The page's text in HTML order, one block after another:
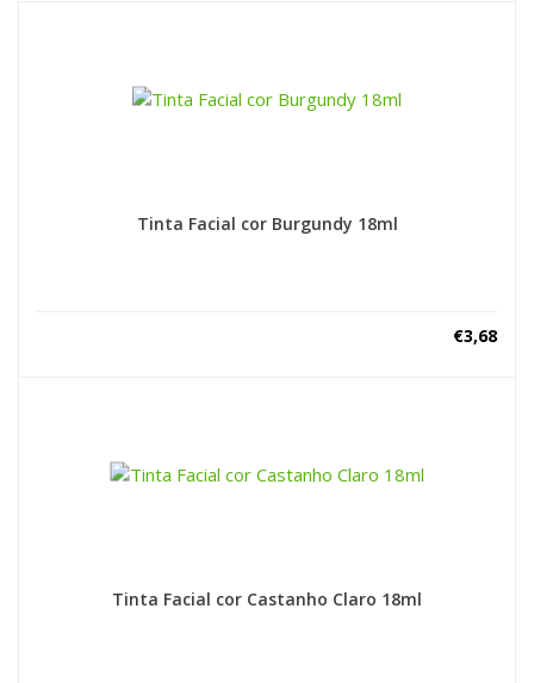
Tinta Facial cor Burgundy 18ml
€3,68
Tinta Facial cor Castanho Claro 18ml